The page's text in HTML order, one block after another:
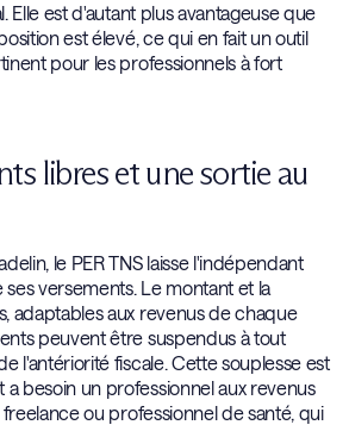
Elle est d'autant plus avantageuse que
est élevé, ce qui en fait un outil
pour les professionnels à fort
libres et une sortie au
le PER TNS laisse l'indépendant
versements. Le montant et la
adaptables aux revenus de chaque
peuvent être suspendus à tout
l'antériorité fiscale. Cette souplesse est
besoin un professionnel aux revenus
ou professionnel de santé, qui